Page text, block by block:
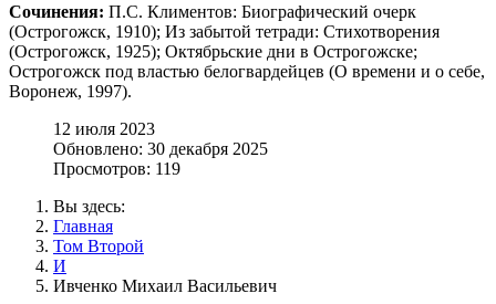
Сочинения: П.С. Климентов: Биографический очерк
(Острогожск, 1910); Из забытой тетради: Стихотворения
(Острогожск, 1925); Октябрьские дни в Острогожске;
Острогожск под властью белогвардейцев (О времени и о себе,
Воронеж, 1997).
12 июля 2023
Обновлено: 30 декабря 2025
Просмотров: 119
Вы здесь:
Главная
Том Второй
И
Ивченко Михаил Васильевич